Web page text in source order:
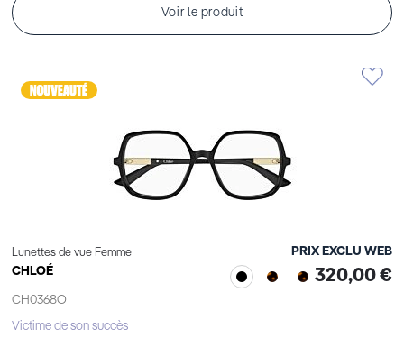
Voir le produit
Lunettes de vue Femme
CHLOÉ
CH0368O
PRIX EXCLU WEB
320,00 €
Victime de son succès